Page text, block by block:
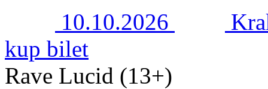
10.10.2026
kup bilet
Rave Lucid (13+)